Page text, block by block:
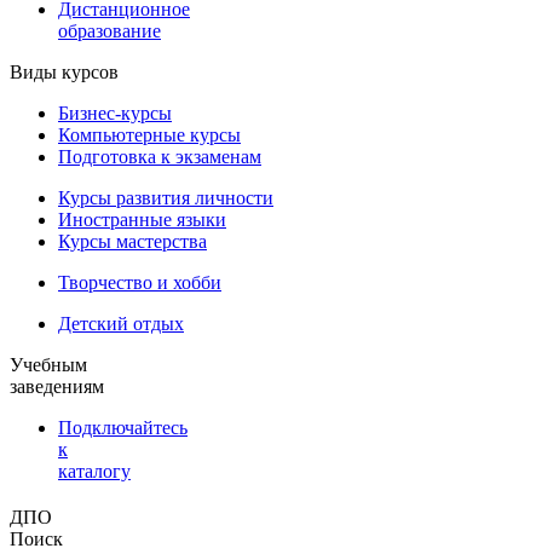
Дистанционное
образование
Виды курсов
Бизнес-курсы
Компьютерные курсы
Подготовка к экзаменам
Курсы развития личности
Иностранные языки
Курсы мастерства
Творчество и хобби
Детский отдых
Учебным
заведениям
Подключайтесь
к
каталогу
ДПО
Поиск